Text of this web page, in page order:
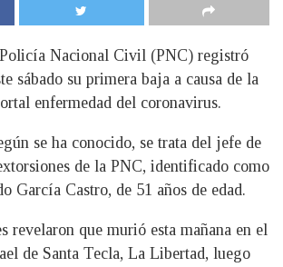
Nacional Civil (PNC) registró
sábado su primera baja a causa de la
enfermedad del coronavirus.
se ha conocido, se trata del jefe de
de la PNC, identificado como
García Castro, de 51 años de edad.
revelaron que murió esta mañana en el
de Santa Tecla, La Libertad, luego